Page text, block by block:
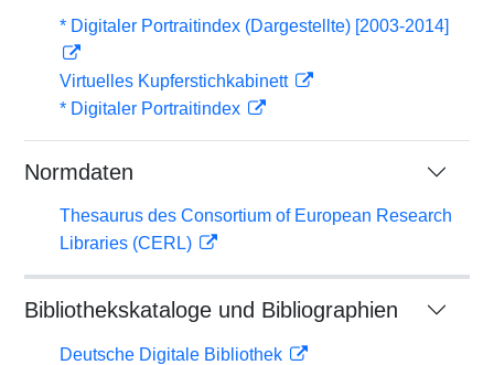
* Digitaler Portraitindex (Dargestellte) [2003-2014]
Virtuelles Kupferstichkabinett
* Digitaler Portraitindex
Normdaten
Thesaurus des Consortium of European Research
Libraries (CERL)
Bibliothekskataloge und Bibliographien
Deutsche Digitale Bibliothek